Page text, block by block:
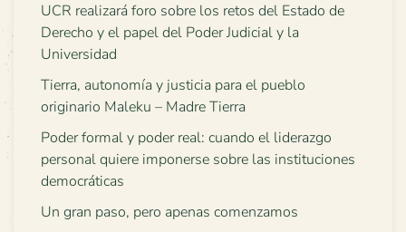
UCR realizará foro sobre los retos del Estado de
Derecho y el papel del Poder Judicial y la
Universidad
Tierra, autonomía y justicia para el pueblo
originario Maleku – Madre Tierra
Poder formal y poder real: cuando el liderazgo
personal quiere imponerse sobre las instituciones
democráticas
Un gran paso, pero apenas comenzamos